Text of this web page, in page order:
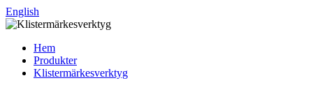
English
Hem
Produkter
Klistermärkesverktyg